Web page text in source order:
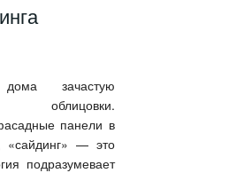
зачастую
облицовки.
панели в
— это
подразумевает